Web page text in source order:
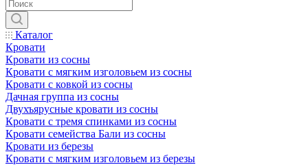
Каталог
Кровати
Кровати из сосны
Кровати с мягким изголовьем из сосны
Кровати с ковкой из сосны
Дачная группа из сосны
Двухъярусные кровати из сосны
Кровати с тремя спинками из сосны
Кровати семейства Бали из сосны
Кровати из березы
Кровати с мягким изголовьем из березы